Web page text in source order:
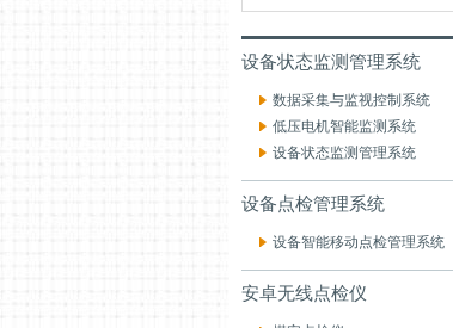
设备状态监测管理系统
数据采集与监视控制系统
低压电机智能监测系统
设备状态监测管理系统
设备点检管理系统
设备智能移动点检管理系统
安卓无线点检仪